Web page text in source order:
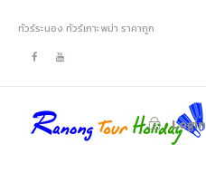
ทัวร์ระนอง ทัวร์เกาะพม่า ราคาถูก
Login